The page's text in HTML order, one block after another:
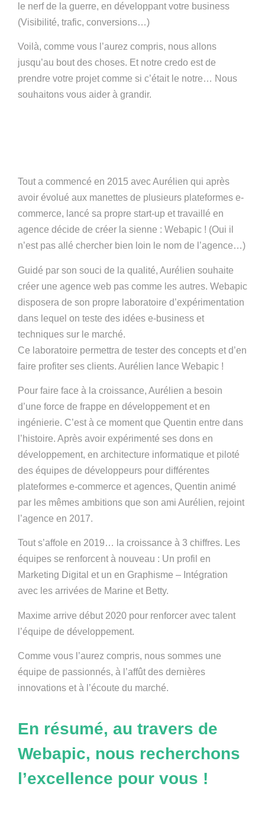
le nerf de la guerre, en développant votre business
(Visibilité, trafic, conversions…)
Voilà, comme vous l’aurez compris, nous allons
jusqu’au bout des choses. Et notre credo est de
prendre votre projet comme si c’était le notre… Nous
souhaitons vous aider à grandir.
Tout a commencé en 2015 avec Aurélien qui après
avoir évolué aux manettes de plusieurs plateformes e-
commerce, lancé sa propre start-up et travaillé en
agence décide de créer la sienne : Webapic ! (Oui il
n’est pas allé chercher bien loin le nom de l’agence…)
Guidé par son souci de la qualité, Aurélien souhaite
créer une agence web pas comme les autres. Webapic
disposera de son propre laboratoire d’expérimentation
dans lequel on teste des idées e-business et
techniques sur le marché.
Ce laboratoire permettra de tester des concepts et d’en
faire profiter ses clients. Aurélien lance Webapic !
Pour faire face à la croissance, Aurélien a besoin
d’une force de frappe en développement et en
ingénierie. C’est à ce moment que Quentin entre dans
l’histoire. Après avoir expérimenté ses dons en
développement, en architecture informatique et piloté
des équipes de développeurs pour différentes
plateformes e-commerce et agences, Quentin animé
par les mêmes ambitions que son ami Aurélien, rejoint
l’agence en 2017.
Tout s’affole en 2019… la croissance à 3 chiffres. Les
équipes se renforcent à nouveau : Un profil en
Marketing Digital et un en Graphisme – Intégration
avec les arrivées de Marine et Betty.
Maxime arrive début 2020 pour renforcer avec talent
l’équipe de développement.
Comme vous l’aurez compris, nous sommes une
équipe de passionnés, à l’affût des dernières
innovations et à l’écoute du marché.
En résumé, au travers de
Webapic, nous recherchons
l’excellence pour vous !